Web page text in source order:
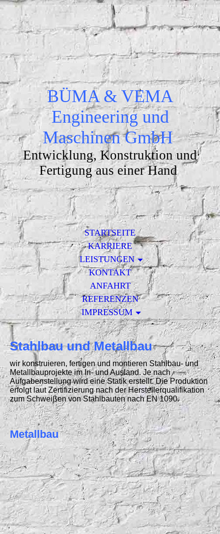
BÜMA & VEMA
Engineering und
Maschinen GmbH
Entwicklung, Konstruktion und
Fertigung aus einer Hand
STARTSEITE
KARRIERE
LEISTUNGEN
KONTAKT
ANFAHRT
REFERENZEN
IMPRESSUM
Stahlbau und Metallbau
wir konstruieren, fertigen und montieren Stahlbau- und
Metallbauprojekte im In- und Ausland. Je nach
Aufgabenstellung wird eine Statik erstellt. Die Produktion
erfolgt laut Zertifizierung nach der Herstellerqualifikation
zum Schweißen von Stahlbauten nach EN 1090.
Metallbau